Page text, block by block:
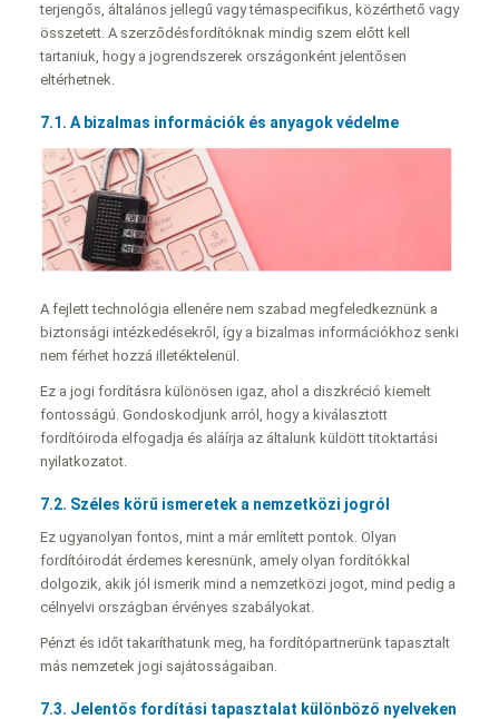
terjengős, általános jellegű vagy témaspecifikus, közérthető vagy
összetett. A szerződésfordítóknak mindig szem előtt kell
tartaniuk, hogy a jogrendszerek országonként jelentősen
eltérhetnek.
7.1. A bizalmas információk és anyagok védelme
A fejlett technológia ellenére nem szabad megfeledkeznünk a
biztonsági intézkedésekről, így a bizalmas információkhoz senki
nem férhet hozzá illetéktelenül.
Ez a jogi fordításra különösen igaz, ahol a diszkréció kiemelt
fontosságú. Gondoskodjunk arról, hogy a kiválasztott
fordítóiroda elfogadja és aláírja az általunk küldött titoktartási
nyilatkozatot.
7.2. Széles körű ismeretek a nemzetközi jogról
Ez ugyanolyan fontos, mint a már említett pontok. Olyan
fordítóirodát érdemes keresnünk, amely olyan fordítókkal
dolgozik, akik jól ismerik mind a nemzetközi jogot, mind pedig a
célnyelvi országban érvényes szabályokat.
Pénzt és időt takaríthatunk meg, ha fordítópartnerünk tapasztalt
más nemzetek jogi sajátosságaiban.
7.3. Jelentős fordítási tapasztalat különböző nyelveken